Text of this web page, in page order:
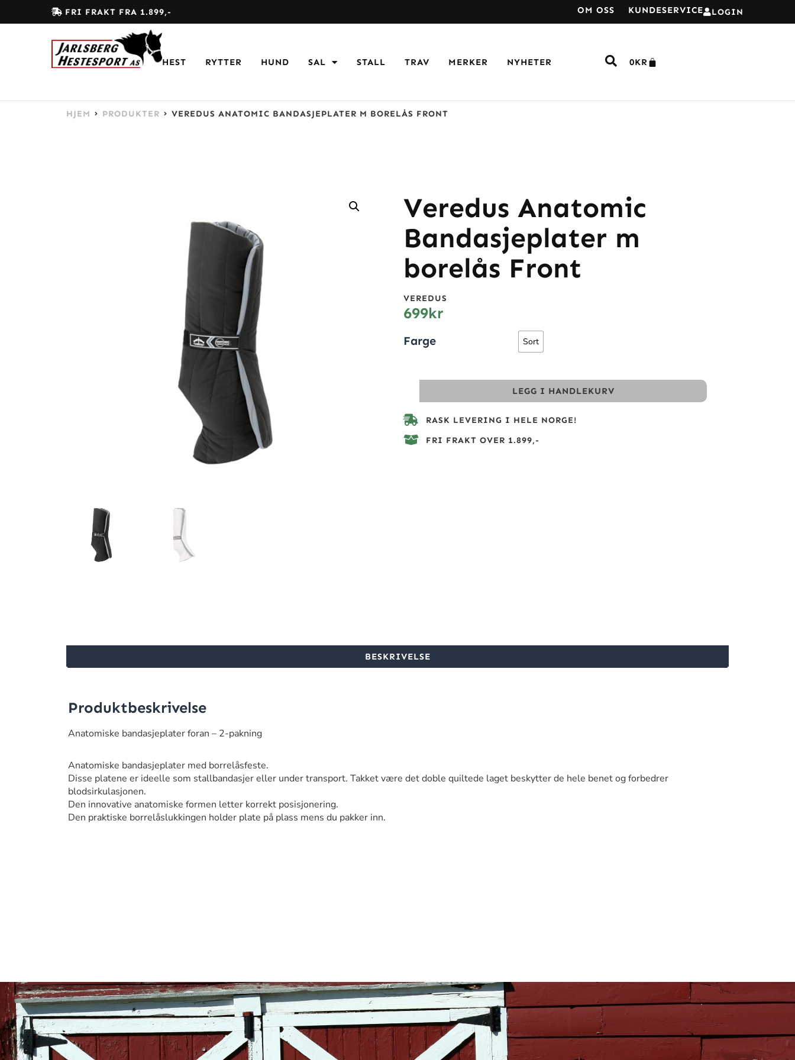
FRI FRAKT FRA 1.899,- LOGIN
OM OSS KUNDESERVICE
HEST RYTTER HUND SAL STALL TRAV MERKER NYHETER 0KR
HJEM PRODUKTER VEREDUS ANATOMIC BANDASJEPLATER M BORELÅS FRONT
Veredus Anatomic
Bandasjeplater m
borelås Front
VEREDUS
699kr
Farge Sort
LEGG I HANDLEKURV
RASK LEVERING I HELE NORGE!
FRI FRAKT OVER 1.899,-
BESKRIVELSE
Produktbeskrivelse
Anatomiske bandasjeplater foran – 2-pakning
Anatomiske bandasjeplater med borrelåsfeste.
Disse platene er ideelle som stallbandasjer eller under transport. Takket være det doble quiltede laget beskytter de hele benet og forbedrer
blodsirkulasjonen.
Den innovative anatomiske formen letter korrekt posisjonering.
Den praktiske borrelåslukkingen holder plate på plass mens du pakker inn.